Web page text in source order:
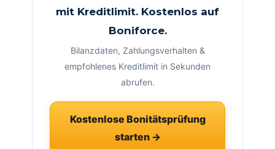
mit Kreditlimit. Kostenlos auf
Boniforce.
Bilanzdaten, Zahlungsverhalten &
empfohlenes Kreditlimit in Sekunden
abrufen.
Kostenlose Bonitätsprüfung
starten →